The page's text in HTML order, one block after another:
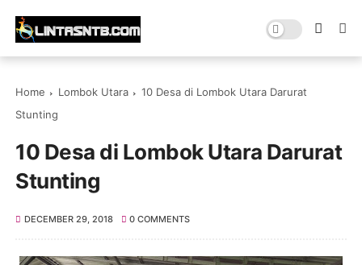
Home Lombok Utara
10 Desa di Lombok Utara Darurat
Stunting
10 Desa di Lombok Utara Darurat
Stunting
DECEMBER 29, 2018 0 COMMENTS